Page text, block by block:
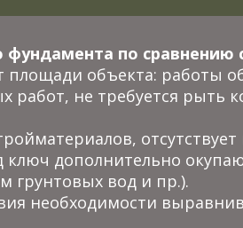
фундамента по сравнению
площади объекта: работы
не требуется рыть
дополнительно
грунтовых вод и пр.).
необходимости